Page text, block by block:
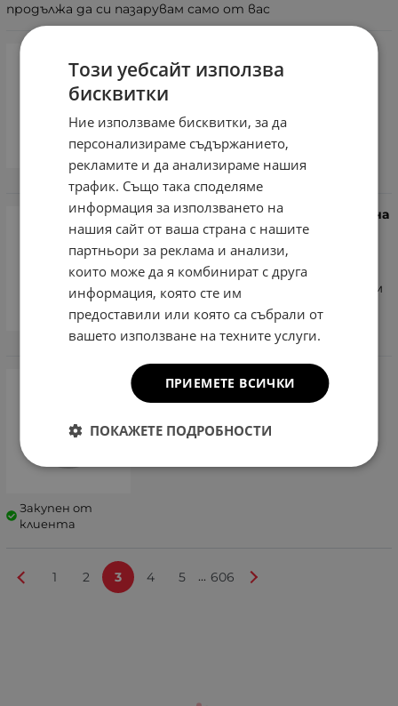
продължа да си пазарувам само от вас
David Jones - Чанта за лаптоп от
плат - пепел от рози
Закупен от клиента
Чантата е страхотна
David Jones - Дамска раница - черна
Закупен от клиента
Много е удобна и хубава. Много съм
доволна
Закупен от
клиента
1 2 3 4 5 ... 606
Този уебсайт използва
бисквитки
Ние използваме бисквитки, за да
персонализираме съдържанието,
рекламите и да анализираме нашия
трафик. Също така споделяме
информация за използването на
нашия сайт от ваша страна с нашите
партньори за реклама и анализи,
които може да я комбинират с друга
информация, която сте им
предоставили или която са събрали от
вашето използване на техните услуги.
ПРИЕМЕТЕ ВСИЧКИ
ПОКАЖЕТЕ ПОДРОБНОСТИ